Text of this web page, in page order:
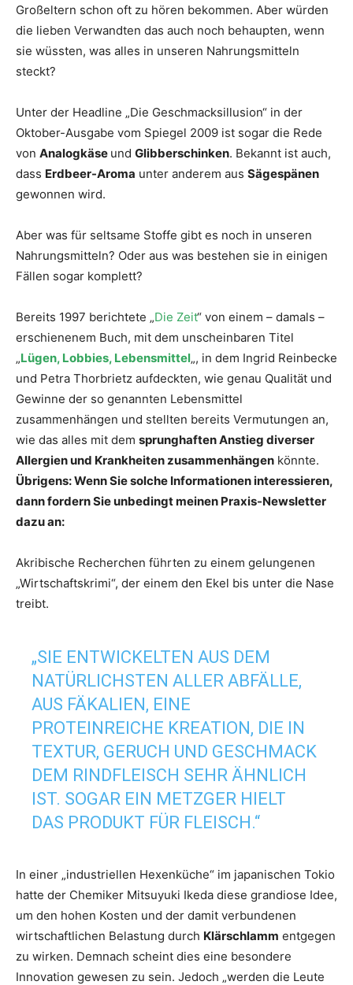
Großeltern schon oft zu hören bekommen. Aber würden
die lieben Verwandten das auch noch behaupten, wenn
sie wüssten, was alles in unseren Nahrungsmitteln
steckt?
Unter der Headline „Die Geschmacksillusion“ in der
Oktober-Ausgabe vom Spiegel 2009 ist sogar die Rede
von Analogkäse und Glibberschinken. Bekannt ist auch,
dass Erdbeer-Aroma unter anderem aus Sägespänen
gewonnen wird.
Aber was für seltsame Stoffe gibt es noch in unseren
Nahrungsmitteln? Oder aus was bestehen sie in einigen
Fällen sogar komplett?
Bereits 1997 berichtete „Die Zeit“ von einem – damals –
erschienenem Buch, mit dem unscheinbaren Titel
„Lügen, Lobbies, Lebensmittel„, in dem Ingrid Reinbecke
und Petra Thorbrietz aufdeckten, wie genau Qualität und
Gewinne der so genannten Lebensmittel
zusammenhängen und stellten bereits Vermutungen an,
wie das alles mit dem sprunghaften Anstieg diverser
Allergien und Krankheiten zusammenhängen könnte.
Übrigens: Wenn Sie solche Informationen interessieren,
dann fordern Sie unbedingt meinen Praxis-Newsletter
dazu an:
Akribische Recherchen führten zu einem gelungenen
„Wirtschaftskrimi“, der einem den Ekel bis unter die Nase
treibt.
„SIE ENTWICKELTEN AUS DEM
NATÜRLICHSTEN ALLER ABFÄLLE,
AUS FÄKALIEN, EINE
PROTEINREICHE KREATION, DIE IN
TEXTUR, GERUCH UND GESCHMACK
DEM RINDFLEISCH SEHR ÄHNLICH
IST. SOGAR EIN METZGER HIELT
DAS PRODUKT FÜR FLEISCH.“
In einer „industriellen Hexenküche“ im japanischen Tokio
hatte der Chemiker Mitsuyuki Ikeda diese grandiose Idee,
um den hohen Kosten und der damit verbundenen
wirtschaftlichen Belastung durch Klärschlamm entgegen
zu wirken. Demnach scheint dies eine besondere
Innovation gewesen zu sein. Jedoch „werden die Leute